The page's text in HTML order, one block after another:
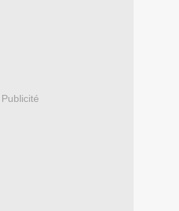
Publicité